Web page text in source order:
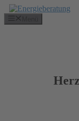
Zum
Inhalt
springen